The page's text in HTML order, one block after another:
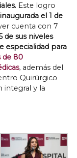
. Este logro
inaugurada el 1 de
cuenta con 7
de sus niveles
especialidad para
de 80
, además del
Quirúrgico
integral y la